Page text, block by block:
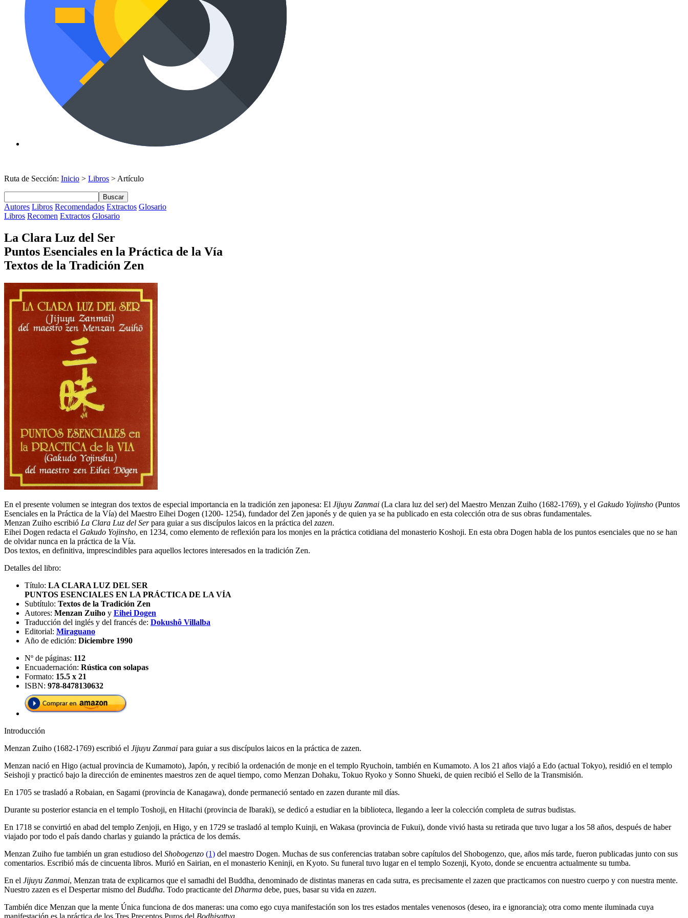
Ruta de Sección: Inicio > Libros > Artículo
Buscar
Autores Libros Recomendados Extractos Glosario
Libros Recomen Extractos Glosario
La Clara Luz del Ser
Puntos Esenciales en la Práctica de la Vía
Textos de la Tradición Zen
En el presente volumen se integran dos textos de especial importancia en la tradición zen japonesa: El Jijuyu Zanmai (La clara luz del ser) del Maestro Menzan Zuiho (1682-1769), y el Gakudo Yojinsho (Puntos
Esenciales en la Práctica de la Vía) del Maestro Eihei Dogen (1200- 1254), fundador del Zen japonés y de quien ya se ha publicado en esta colección otra de sus obras fundamentales.
Menzan Zuiho escribió La Clara Luz del Serpara guiar a sus discípulos laicos en la práctica del zazen.
Eihei Dogen redacta el Gakudo Yojinsho, en 1234, como elemento de reflexión para los monjes en la práctica cotidiana del monasterio Koshoji. En esta obra Dogen habla de los puntos esenciales que no se han
de olvidar nunca en la práctica de la Vía.
Dos textos, en definitiva, imprescindibles para aquellos lectores interesados en la tradición Zen.
Detalles del libro:
Título: LA CLARA LUZ DEL SER
PUNTOS ESENCIALES EN LA PRÁCTICA DE LA VÍA
Subtítulo: Textos de la Tradición Zen
Autores: Menzan Zuiho y Eihei Dogen
Traducción del inglés y del francés de: Dokushô Villalba
Editorial: Miraguano
Año de edición: Diciembre 1990
Nº de páginas: 112
Encuadernación: Rústica con solapas
Formato: 15.5 x 21
ISBN: 978-8478130632
Introducción
Menzan Zuiho (1682-1769) escribió el Jijuyu Zanmai para guiar a sus discípulos laicos en la práctica de zazen.
Menzan nació en Higo (actual provincia de Kumamoto), Japón, y recibió la ordenación de monje en el templo Ryuchoin, también en Kumamoto. A los 21 años viajó a Edo (actual Tokyo), residió en el templo
Seishoji y practicó bajo la dirección de eminentes maestros zen de aquel tiempo, como Menzan Dohaku, Tokuo Ryoko y Sonno Shueki, de quien recibió el Sello de la Transmisión.
En 1705 se trasladó a Robaian, en Sagami (provincia de Kanagawa), donde permaneció sentado en zazen durante mil días.
Durante su posterior estancia en el templo Toshoji, en Hitachi (provincia de Ibaraki), se dedicó a estudiar en la biblioteca, llegando a leer la colección completa de sutras budistas.
En 1718 se convirtió en abad del templo Zenjoji, en Higo, y en 1729 se trasladó al templo Kuinji, en Wakasa (provincia de Fukui), donde vivió hasta su retirada que tuvo lugar a los 58 años, después de haber
viajado por todo el país dando charlas y guiando la práctica de los demás.
Menzan Zuiho fue también un gran estudioso del Shobogenzo (1) del maestro Dogen. Muchas de sus conferencias trataban sobre capítulos del Shobogenzo, que, años más tarde, fueron publicadas junto con sus
comentarios. Escribió más de cincuenta libros. Murió en Sairian, en el monasterio Keninji, en Kyoto. Su funeral tuvo lugar en el templo Sozenji, Kyoto, donde se encuentra actualmente su tumba.
En el Jijuyu Zanmai, Menzan trata de explicarnos que el samadhi del Buddha, denominado de distintas maneras en cada sutra, es precisamente el zazen que practicamos con nuestro cuerpo y con nuestra mente.
Nuestro zazen es el Despertar mismo del Buddha. Todo practicante del Dharma debe, pues, basar su vida en zazen.
También dice Menzan que la mente Única funciona de dos maneras: una como ego cuya manifestación son los tres estados mentales venenosos (deseo, ira e ignorancia); otra como mente iluminada cuya
manifestación es la práctica de los Tres Preceptos Puros del Bodhisattva